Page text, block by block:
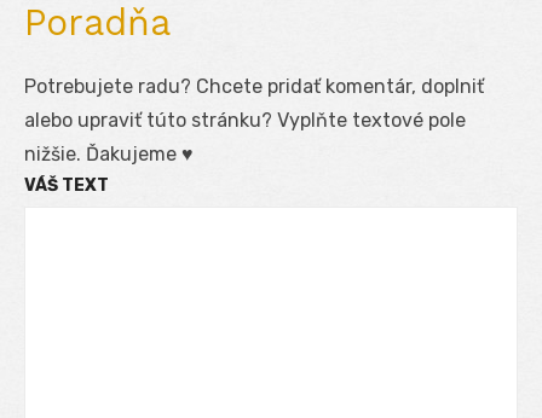
Poradňa
Potrebujete radu? Chcete pridať komentár, doplniť
alebo upraviť túto stránku? Vyplňte textové pole
nižšie. Ďakujeme ♥
VÁŠ TEXT